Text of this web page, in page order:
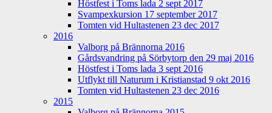
Höstfest i Toms lada 2 sept 2017
Svampexkursion 17 september 2017
Tomten vid Hultastenen 23 dec 2017
2016
Valborg på Brännorna 2016
Gårdsvandring på Sörbytorp den 29 maj 2016
Höstfest i Toms lada 3 sept 2016
Utflykt till Naturum i Kristianstad 9 okt 2016
Tomten vid Hultastenen 23 dec 2016
2015